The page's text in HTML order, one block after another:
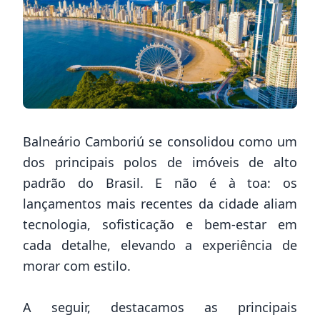
Balneário Camboriú se consolidou como um
dos principais polos de imóveis de alto
padrão do Brasil. E não é à toa: os
lançamentos mais recentes da cidade aliam
tecnologia, sofisticação e bem-estar em
cada detalhe, elevando a experiência de
morar com estilo.
A seguir, destacamos as principais